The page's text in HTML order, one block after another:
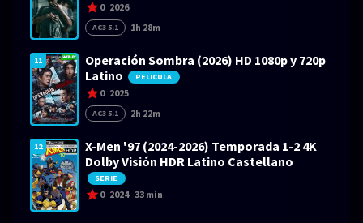
0 2026
AC3 5.1 1h 28m
11
Operación Sombra (2026) HD 1080p y 720p
Latino
PELICULA
0 2025
AC3 5.1 2h 22m
12
X-Men '97 (2024-2026) Temporada 1-2 4K
Dolby Visión HDR Latino Castellano
SERIE
0 2024 33 min